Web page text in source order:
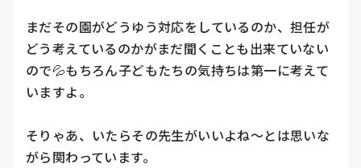
まだその園がどうゆう対応をしているのか、担任が
どう考えているのかがまだ聞くことも出来ていない
ので💦もちろん子どもたちの気持ちは第一に考えて
いますよ。
そりゃあ、いたらその先生がいいよね〜とは思いな
がら関わっています。